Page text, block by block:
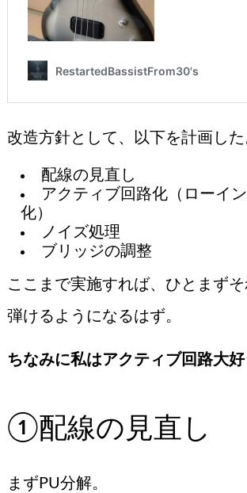
改造方針として、以下を計画した
配線の見直し
アクティブ回路化（ローイ
化）
ノイズ処理
ブリッジの調整
ここまで実施すれば、ひとまず
弾けるようになるはず。
ちなみに私はアクティブ回路大好
①配線の見直し
まずPU分解。